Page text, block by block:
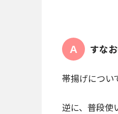
すな
帯揚げについ
逆に、普段使